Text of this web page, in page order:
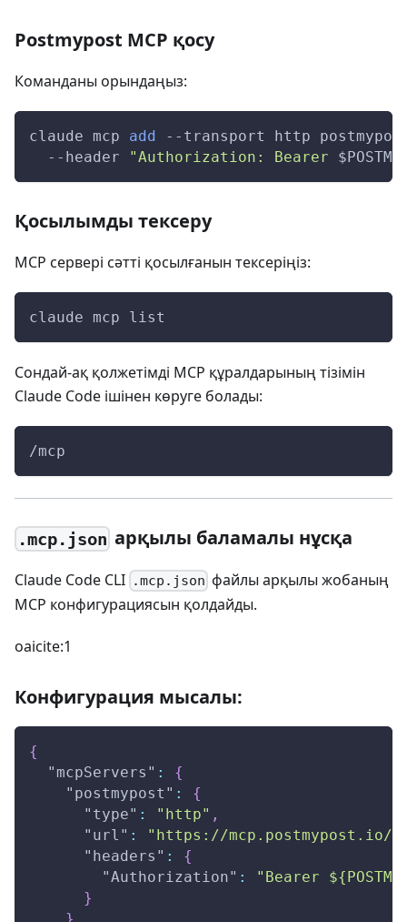
Postmypost MCP қосу
Команданы орындаңыз:
claude mcp add --transport
http
--header
"Authorization: Bearer
Қосылымды тексеру
MCP сервері сәтті қосылғанын тексеріңіз:
claude mcp list
Сондай-ақ қолжетімді MCP құралдарының тізімін
Claude Code ішінен көруге болады:
/mcp
.mcp.json арқылы баламалы нұсқа
Claude Code CLI .mcp.json файлы арқылы жобаның
MCP конфигурациясын қолдайды.
oaicite:1
Конфигурация мысалы:
{
"mcpServers" :
{
"postmypost" :
{
"type" : "http" ,
"url" :
"https://mcp.postmypost.io/
"headers" :
{
"Authorization" :
"Bearer
}